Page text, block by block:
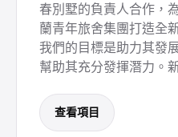
春別墅的負責人合作，
蘭青年旅舍集團打造全
我們的目標是助力其發
幫助其充分發揮潛力。
查看項目